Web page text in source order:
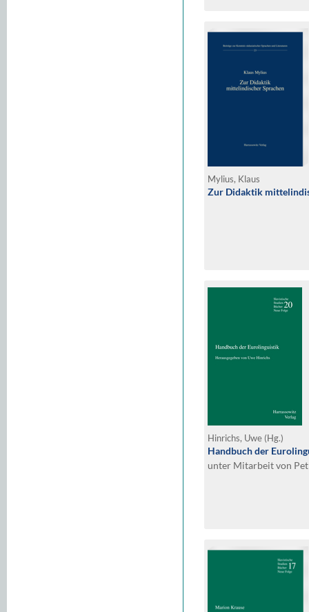
Mylius, Klaus
Zur Didaktik
Hinrichs, Uwe (Hg.)
Handbuch der
unter Mitarbeit von